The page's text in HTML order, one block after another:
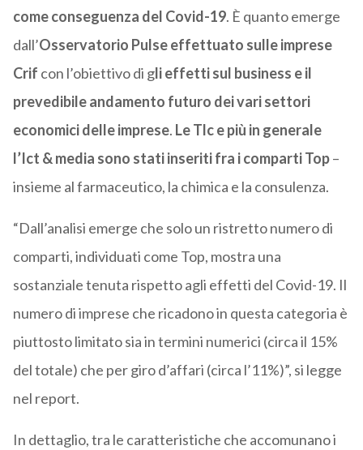
come conseguenza del Covid-19. È quanto emerge
dall’Osservatorio Pulse effettuato sulle imprese
Crif con l’obiettivo di gli effetti sul business e il
prevedibile andamento futuro dei vari settori
economici delle imprese. Le Tlc e più in generale
l’Ict & media sono stati inseriti fra i comparti Top–
insieme al farmaceutico, la chimica e la consulenza.
“Dall’analisi emerge che solo un ristretto numero di
comparti, individuati come Top, mostra una
sostanziale tenuta rispetto agli effetti del Covid-19. Il
numero di imprese che ricadono in questa categoria è
piuttosto limitato sia in termini numerici (circa il 15%
del totale) che per giro d’affari (circa l’11%)”, si legge
nel report.
In dettaglio, tra le caratteristiche che accomunano i